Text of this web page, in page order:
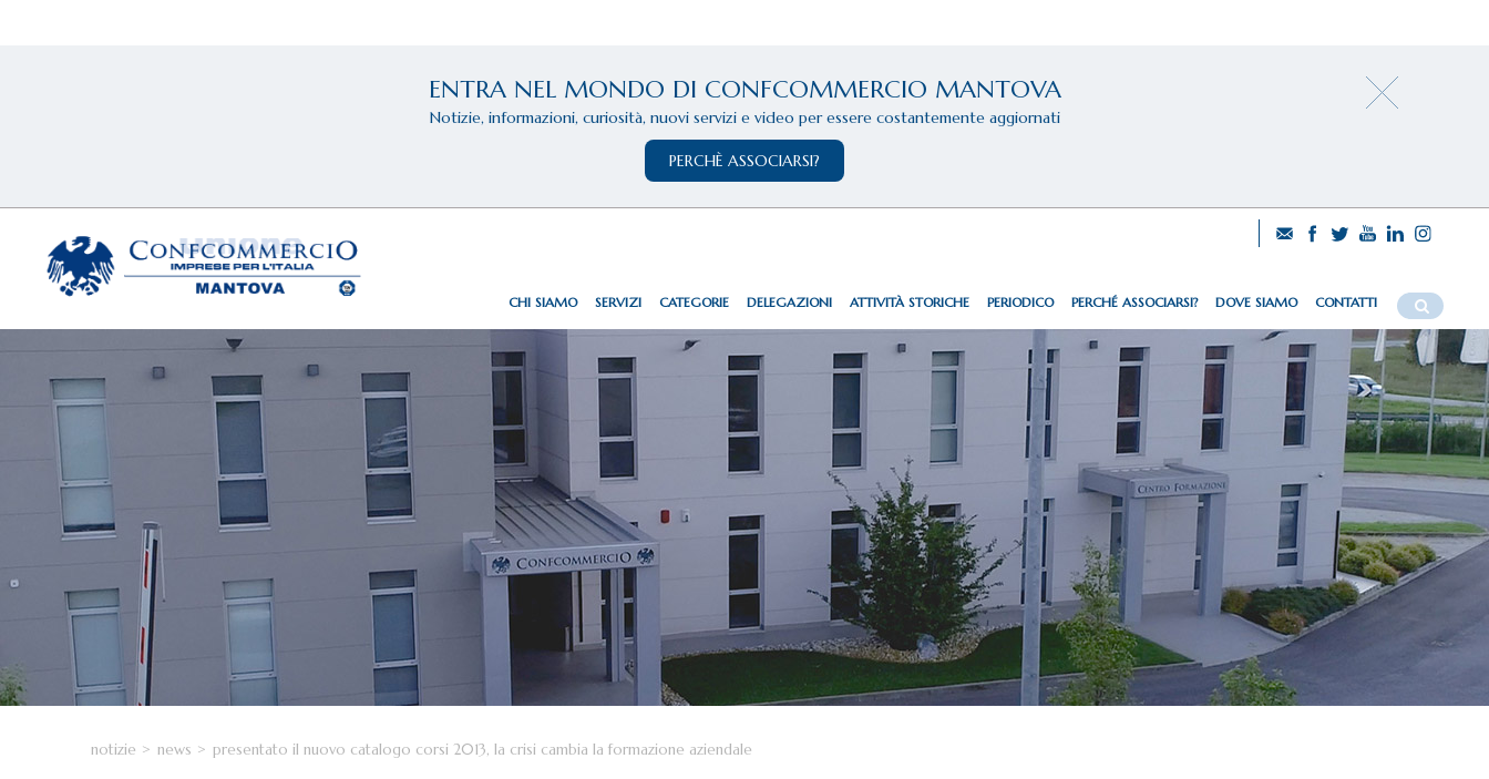
ENTRA NEL MONDO DI CONFCOMMERCIO MANTOVA
Notizie, informazioni, curiosità, nuovi servizi e video per essere costantemente aggiornati
PERCHÈ ASSOCIARSI?
CHI SIAMO SERVIZI CATEGORIE DELEGAZIONI ATTIVITÀ STORICHE PERIODICO PERCHÉ ASSOCIARSI? DOVE SIAMO CONTATTI
notizie > news > presentato il nuovo catalogo corsi 2013, la crisi cambia la formazione aziendale